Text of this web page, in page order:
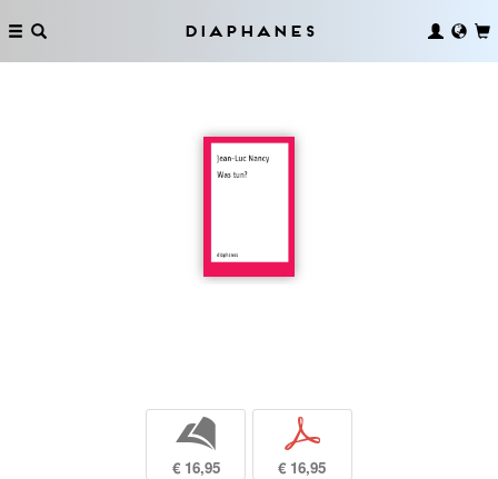
Diaphanes
b
€ 16,95
p
€ 16,95